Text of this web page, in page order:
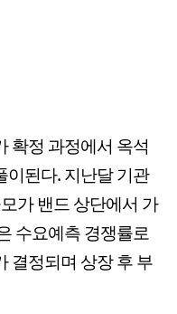
확정 과정에서 옥석
이된다. 지난달 기관
가 밴드 상단에서 가
수요예측 경쟁률로
결정되며 상장 후 부